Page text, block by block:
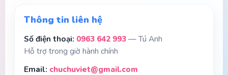
Thông tin liên hệ
Số điện thoại: 0963 642 993— Tú Anh
Hỗ trợ trong giờ hành chính
Email: chuchuviet@gmail.com